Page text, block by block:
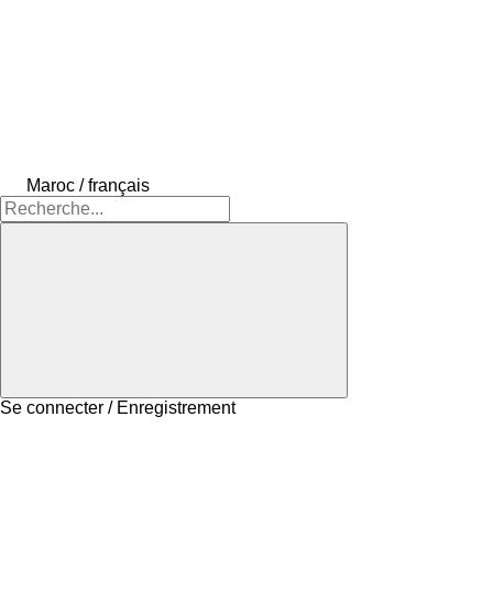
Maroc / français
Se connecter / Enregistrement